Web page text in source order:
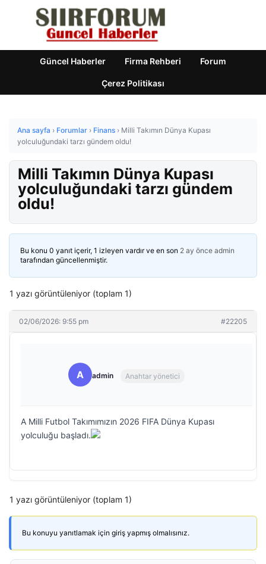
Güncel Haberler Firma Rehberi Forum
Çerez Politikası
Ana sayfa › Forumlar › Finans › Milli Takımın Dünya Kupası
yolculuğundaki tarzı gündem oldu!
Milli Takımın Dünya Kupası
yolculuğundaki tarzı gündem
oldu!
Bu konu 0 yanıt içerir, 1 izleyen vardır ve en son 2 ay önce admin
tarafından güncellenmiştir.
1 yazı görüntüleniyor (toplam 1)
02/06/2026: 9:55 pm #22205
A admin Anahtar yönetici
A Milli Futbol Takımımızın 2026 FIFA Dünya Kupası
yolculuğu başladı.
1 yazı görüntüleniyor (toplam 1)
Bu konuyu yanıtlamak için giriş yapmış olmalısınız.